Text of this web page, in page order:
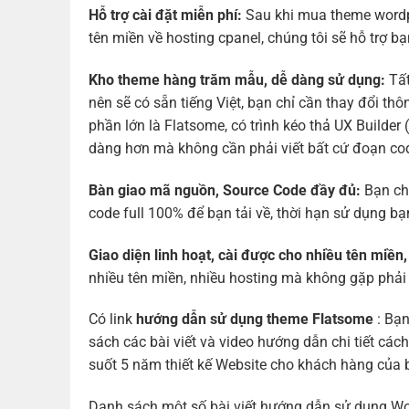
Hỗ trợ cài đặt miễn phí: Sau khi mua theme
tên miền về hosting cpanel, chúng tôi sẽ hỗ trợ
Kho theme hàng trăm mẫu, dễ dàng sử dụng:
nên sẽ có sẵn tiếng Việt, bạn chỉ cần thay đổi
phần lớn là Flatsome, có trình kéo thả UX
dàng hơn mà không cần phải viết bất cứ đoạn
Bàn giao mã nguồn, Source Code đầy đủ: Bạn
code full 100% để bạn tải về, thời hạn sử dụng
Giao diện linh hoạt, cài được cho nhiều tên
nhiều tên miền, nhiều hosting mà không gặp
Có link hướng dẫn sử dụng theme Flatsome :
sách các bài viết và video hướng dẫn chi tiết
suốt 5 năm thiết kế Website cho khách hàng của